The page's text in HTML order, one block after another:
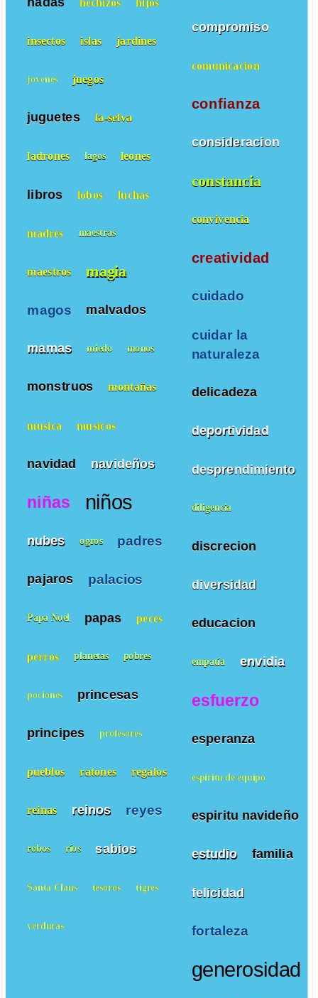
compromiso
comunicacion
confianza
consideracion
constancia
convivencia
creatividad
cuidado
cuidar la
naturaleza
delicadeza
deportividad
desprendimiento
diligencia
discrecion
diversidad
educacion
empatía envidia
esfuerzo
esperanza
espiritu de equipo
espiritu navideño
estudio familia
felicidad
fortaleza
generosidad
insectos islas jardines
jovenes juegos
juguetes la-selva
ladrones lagos leones
libros lobos luchas
madres maestras
maestros magia
magos malvados
mamas miedo monos
monstruos montañas
musica musicos
navidad navideños
niñas niños
nubes ogros padres
pajaros palacios
Papa Noel papas peces
perros planetas pobres
pociones princesas
principes profesores
pueblos ratones regalos
reinas reinos reyes
robos ríos sabios
Santa Claus tesoros tigres
verduras